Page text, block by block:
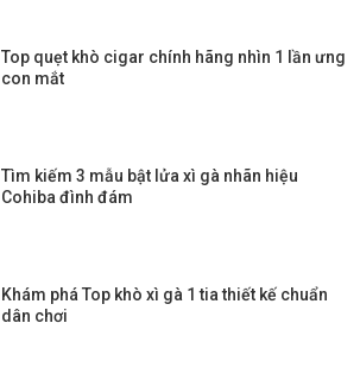
Top quẹt khò cigar chính hãng nhìn 1 lần ưng
con mắt
Tìm kiếm 3 mẫu bật lửa xì gà nhãn hiệu
Cohiba đình đám
Khám phá Top khò xì gà 1 tia thiết kế chuẩn
dân chơi